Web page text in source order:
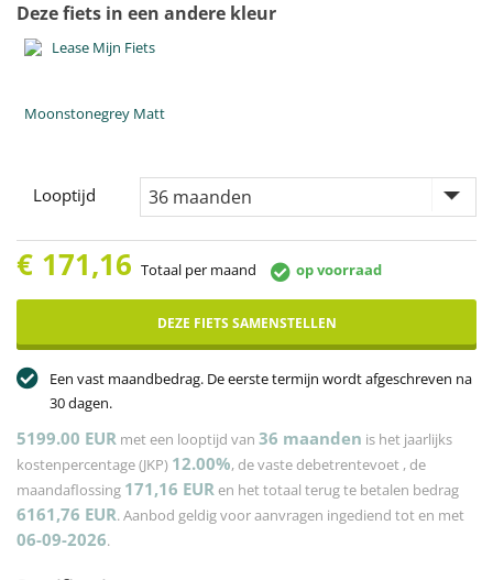
Deze fiets in een andere kleur
Moonstonegrey Matt
Looptijd
€ 171,16 Totaal per maand op voorraad
DEZE FIETS SAMENSTELLEN
Een vast maandbedrag. De eerste termijn wordt afgeschreven na
30 dagen.
5199.00 EUR met een looptijd van 36 maanden is het jaarlijks
kostenpercentage (JKP) 12.00%, de vaste debetrentevoet , de
maandaflossing 171,16 EURen het totaal terug te betalen bedrag
6161,76 EUR. Aanbod geldig voor aanvragen ingediend tot en met
06-09-2026.